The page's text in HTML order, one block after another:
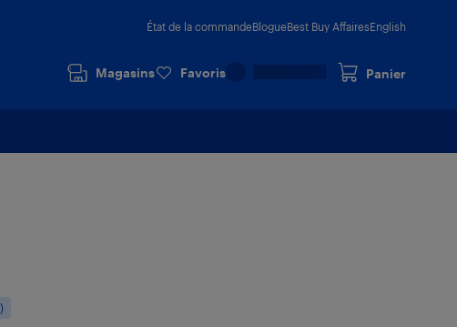
État de la commandeBlogueBest Buy AffairesEnglish
Magasins Favoris Panier